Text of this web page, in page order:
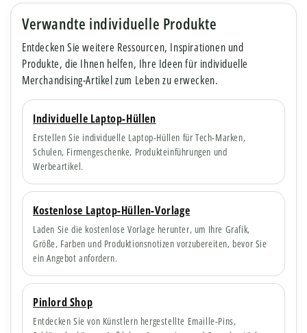
Verwandte individuelle Produkte
Entdecken Sie weitere Ressourcen, Inspirationen und
Produkte, die Ihnen helfen, Ihre Ideen für individuelle
Merchandising-Artikel zum Leben zu erwecken.
Individuelle Laptop-Hüllen
Erstellen Sie individuelle Laptop-Hüllen für Tech-Marken,
Schulen, Firmengeschenke, Produkteinführungen und
Werbeartikel.
Kostenlose Laptop-Hüllen-Vorlage
Laden Sie die kostenlose Vorlage herunter, um Ihre Grafik,
Größe, Farben und Produktionsnotizen vorzubereiten, bevor Sie
ein Angebot anfordern.
Pinlord Shop
Entdecken Sie von Künstlern hergestellte Emaille-Pins,